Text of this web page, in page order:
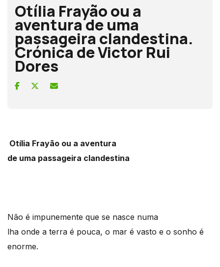
Otília Frayão ou a
aventura de uma
passageira clandestina.
Crónica de Victor Rui
Dores
Otília Frayão ou a aventura
de uma passageira clandestina
Não é impunemente que se nasce numa
lha onde a terra é pouca, o mar é vasto e o sonho é
enorme.